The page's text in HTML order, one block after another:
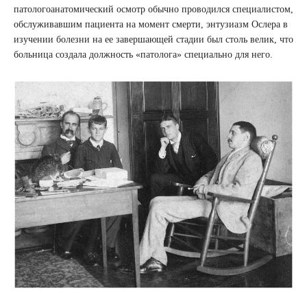
патологоанатомический осмотр обычно проводился специалистом,
обслуживавшим пациента на момент смерти, энтузиазм Ослера в
изучении болезни на ее завершающей стадии был столь велик, что
больница создала должность «патолога» специально для него.